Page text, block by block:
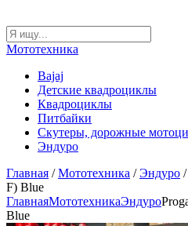
Мототехника
Bajaj
Детские квадроциклы
Квадроциклы
Питбайки
Скутеры, дорожные
Эндуро
Главная /Мототехника /Эндуро
F) Blue
ГлавнаяМототехникаЭндуро
Blue